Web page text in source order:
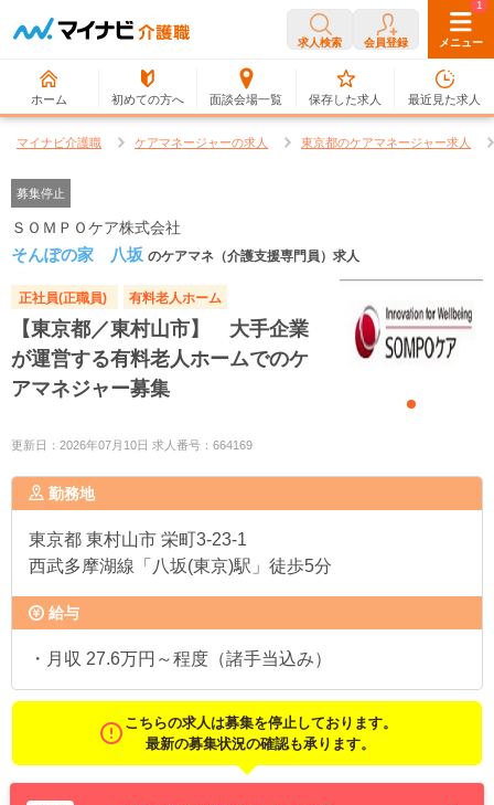
求人検索 会員登録 メニュー
ホーム 初めての方へ 面談会場一覧
0
保存した求人
1
最近見た求人
マイナビ介護職 ケアマネージャーの求人 東京都のケアマネージャー求人
募集停止
ＳＯＭＰＯケア株式会社
そんぽの家 八坂 のケアマネ（介護支援専門員）求人
正社員(正職員) 有料老人ホーム
【東京都／東村山市】 大手企業
が運営する有料老人ホームでのケ
アマネジャー募集
更新日：2026年07月10日 求人番号：664169
勤務地
東京都 東村山市 栄町3-23-1
西武多摩湖線「八坂(東京)駅」徒歩5分
給与
・月収 27.6万円～程度（諸手当込み）
こちらの求人は募集を停止しております。
最新の募集状況の確認も承ります。